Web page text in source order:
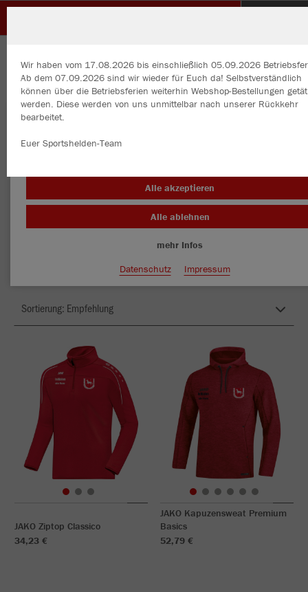
Herzlich Willkommen im Teamshop TSV
SCHAFHAUSEN MTB
JAKO Ziptop Classico
34,23 €
JAKO Kapuzensweat Premium
Basics
52,79 €
Wir haben vom 17.08.2026 bis einschließlich 05.09.2026
Ab dem 07.09.2026 sind wir wieder für Euch da! Selbstverständlich
können über die Betriebsferien weiterhin Webshop-Bestellungen
werden. Diese werden von uns unmittelbar nach unserer Rückkehr
bearbeitet.
Euer Sportshelden-Team
Wir verwenden Cookies
Inhalte anzeigen und unsere Website verbessern. Weitere
Alle akzeptieren
Alle ablehnen
mehr Infos
Datenschutz
Impressum